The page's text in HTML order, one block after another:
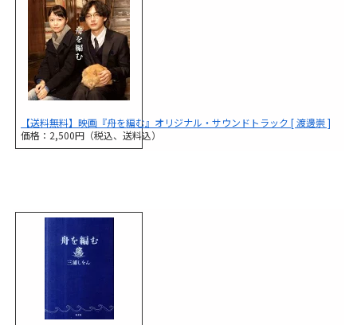
【送料無料】映画『舟を編む』オリジナル・サウンドトラック [ 渡邊崇 ]
価格：2,500円（税込、送料込）